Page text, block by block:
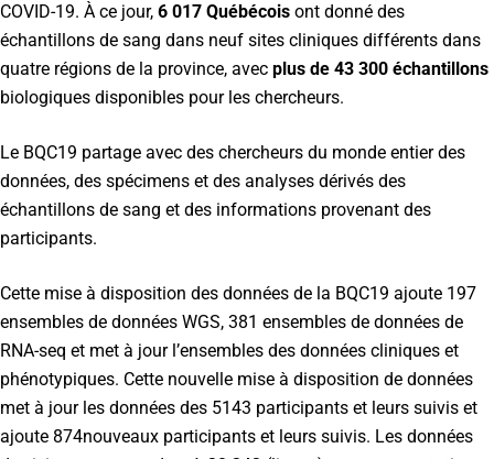
COVID-19. À ce jour, 6 017 Québécois ont donné des
échantillons de sang dans neuf sites cliniques différents dans
quatre régions de la province, avec plus de 43 300 échantillons
biologiques disponibles pour les chercheurs.
Le BQC19 partage avec des chercheurs du monde entier des
données, des spécimens et des analyses dérivés des
échantillons de sang et des informations provenant des
participants.
Cette mise à disposition des données de la BQC19 ajoute 197
ensembles de données WGS, 381 ensembles de données de
RNA-seq et met à jour l’ensembles des données cliniques et
phénotypiques. Cette nouvelle mise à disposition de données
met à jour les données des 5143 participants et leurs suivis et
ajoute 874nouveaux participants et leurs suivis. Les données